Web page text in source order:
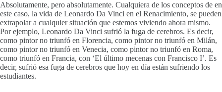
Absolutamente, pero absolutamente. Cualquiera de los conceptos de en
este caso, la vida de Leonardo Da Vinci en el Renacimiento, se pueden
extrapolar a cualquier situación que estemos viviendo ahora mismo.
Por ejemplo, Leonardo Da Vinci sufrió la fuga de cerebros. Es decir,
como pintor no triunfó en Florencia, como pintor no triunfó en Milán,
como pintor no triunfó en Venecia, como pintor no triunfó en Roma,
como triunfó en Francia, con ‘El último mecenas con Francisco I’. Es
decir, sufrió esa fuga de cerebros que hoy en día están sufriendo los
estudiantes.